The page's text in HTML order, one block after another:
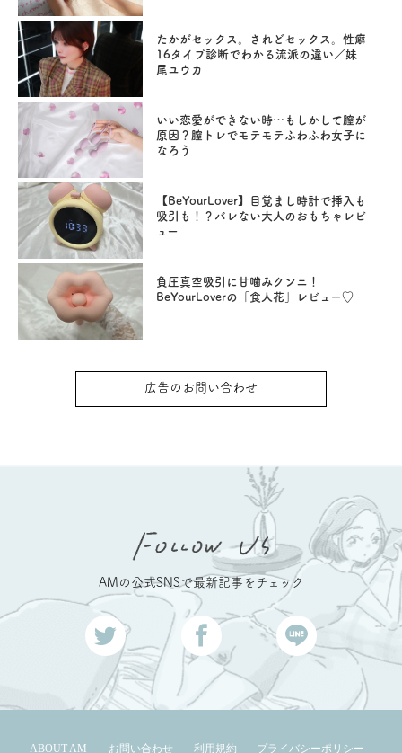
たかがセックス。されどセックス。性癖
16タイプ診断でわかる流派の違い／妹
尾ユウカ
いい恋愛ができない時…もしかして膣が
原因？膣トレでモテモテふわふわ女子に
なろう
【BeYourLover】目覚まし時計で挿入も
吸引も！？バレない大人のおもちゃレビ
ュー
負圧真空吸引に甘噛みクンニ！
BeYourLoverの「食人花」レビュー♡
広告のお問い合わせ
AMの公式SNSで最新記事をチェック
ABOUT AM お問い合わせ 利用規約
プライバシーポリシー